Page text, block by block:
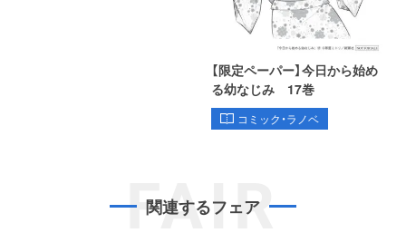
【限定ペーパー】今日から始め
る幼なじみ 17巻
コミック・ラノベ
FAIR
関連するフェア